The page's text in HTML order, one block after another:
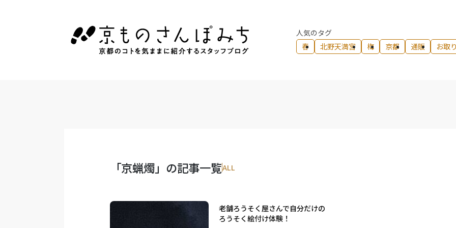
人気のタグ
春
北野天満宮 梅 京都 通販 お取
「京蝋燭」の記事一覧ALL
老舗ろうそく屋さんで自分だけの
ろうそく絵付け体験！